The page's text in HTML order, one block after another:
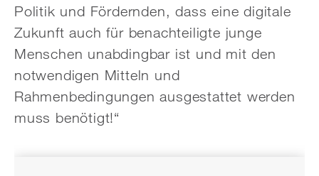
Politik und Fördernden, dass eine digitale
Zukunft auch für benachteiligte junge
Menschen unabdingbar ist und mit den
notwendigen Mitteln und
Rahmenbedingungen ausgestattet werden
muss benötigt!“